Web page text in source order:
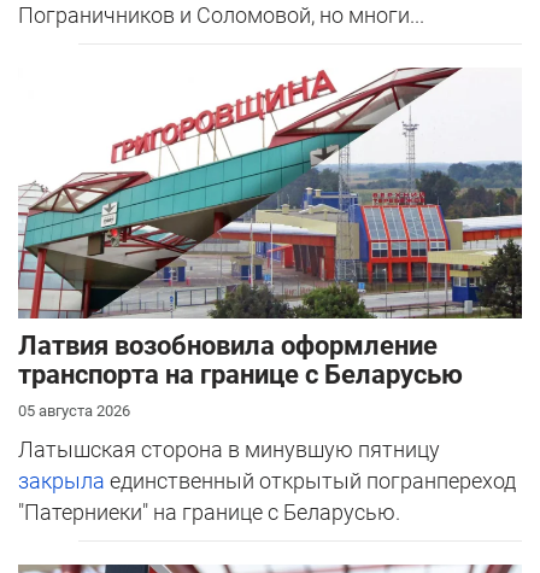
Пограничников и Соломовой, но многи...
Латвия возобновила оформление
транспорта на границе с Беларусью
05 августа 2026
Латышская сторона в минувшую пятницу
закрыла единственный открытый погранпереход
"Патерниеки" на границе с Беларусью.